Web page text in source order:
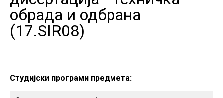
обрада и одбрана
(17.SIR08)
Студијски програми предмета: